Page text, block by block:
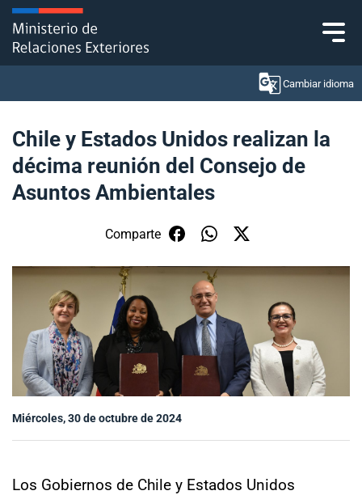
Click acá para ir directamente al contenido
Cambiar idioma
Ministerio
Política Exterior
Embajadas y consulados
Servicios ciudadanos
Subsecretaría de Relaciones Económicas
Internacionales
Sala de prensa
Chile y Estados Unidos realizan la
décima reunión del Consejo de
Asuntos Ambientales
Comparte
Miércoles, 30 de octubre de 2024
Los Gobiernos de Chile y Estados Unidos